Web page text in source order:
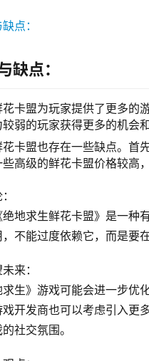
缺点：
卡盟为玩家提供了更多的
弱的玩家获得更多的机会
卡盟也存在一些缺点。首
高级的鲜花卡盟价格较高
地求生鲜花卡盟》是一种
不能过度依赖它，而是要
来：
生》游戏可能会进一步优
开发商也可以考虑引入更
社交氛围。